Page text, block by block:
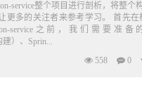
service整个项目进行剖析，将整个
更多的关注者来参考学习。 首先在
service之前，我们需要准备
建）、Sprin...
558
0